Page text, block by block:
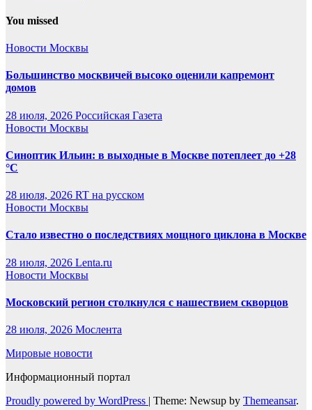
You missed
Новости Москвы
Большинство москвичей высоко оценили капремонт
домов
28 июля, 2026 Российская Газета
Новости Москвы
Синоптик Ильин: в выходные в Москве потеплеет до +28
°C
28 июля, 2026 RT на русском
Новости Москвы
Стало известно о последствиях мощного циклона в Москве
28 июля, 2026 Lenta.ru
Новости Москвы
Московский регион столкнулся с нашествием скворцов
28 июля, 2026 Мослента
Мировые новости
Информационный портал
Proudly powered by WordPress | Theme: Newsup by Themeansar.